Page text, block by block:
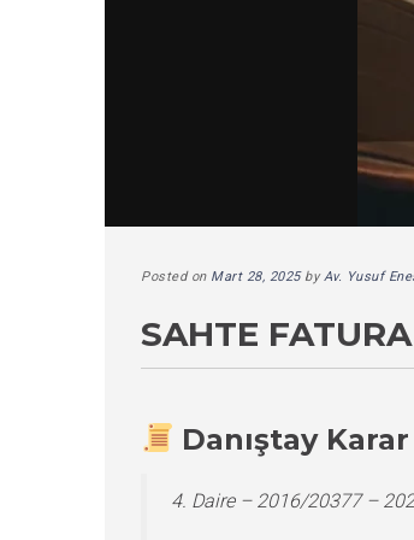
Posted on Mart 28, 2025byAv. Yusuf
SAHTE
Danıştay
4. Daire – 2016/20377 –